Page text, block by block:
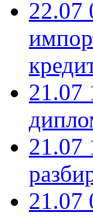
22.07
21.07
21.07
21.07